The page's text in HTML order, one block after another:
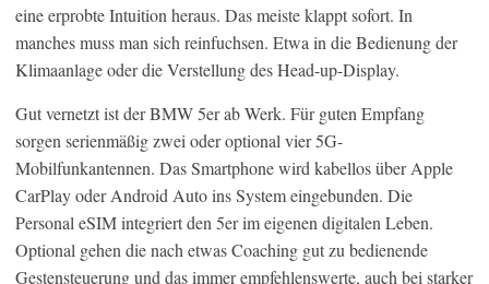
eine erprobte Intuition heraus. Das meiste klappt sofort. In
manches muss man sich reinfuchsen. Etwa in die Bedienung der
Klimaanlage oder die Verstellung des Head-up-Display.
Gut vernetzt ist der BMW 5er ab Werk. Für guten Empfang
sorgen serienmäßig zwei oder optional vier 5G-
Mobilfunkantennen. Das Smartphone wird kabellos über Apple
CarPlay oder Android Auto ins System eingebunden. Die
Personal eSIM integriert den 5er im eigenen digitalen Leben.
Optional gehen die nach etwas Coaching gut zu bedienende
Gestensteuerung und das immer empfehlenswerte, auch bei starker